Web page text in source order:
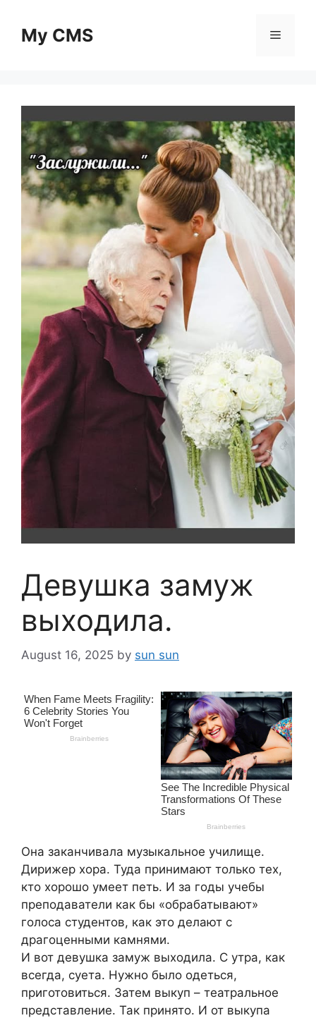
contentMy CMS Menu
Девушка замуж
выходила.
August 16, 2025 by sun sun
Она заканчивала музыкальное училище.
Дирижер хора. Туда принимают только тех,
кто хорошо умеет петь. И за годы учебы
преподаватели как бы «обрабатывают»
голоса студентов, как это делают с
драгоценными камнями.
И вот девушка замуж выходила. С утра, как
всегда, суета. Нужно было одеться,
приготовиться. Затем выкуп – театральное
представление. Так принято. И от выкупа